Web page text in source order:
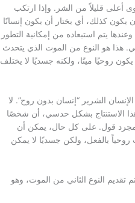
أعلى قليلاً من الشر. وإذا ارتكب
يكون كذلك، أي يختار أن يكون إنسانًا
يتم استبعاده من إمكانية التطور
هذا هو النوع من الموت الذي يتحدث
روحيًا ميتًا، ولكنه جسديًا لا يختلف
الشرير “إنسان بدون روح”. لا
الاستنتاج بشكل حدسي، أن شخصًا
مجرد قول. على كل حال، يمكن أن
بالفعل، ولكن جسديًا لا يمكن
الآن إلى الآية 112:3.3. هنا يتم تقديم النوع الثاني من الموت، وهو